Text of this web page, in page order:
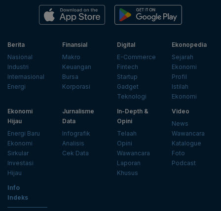
Berita
Nasional
Industri
Internasional
Energi
Finansial
Makro
Keuangan
Bursa
Korporasi
Digital
E-Commerce
Fintech
Startup
Gadget
Teknologi
Ekonopedia
Sejarah
Ekonomi
Profil
Istilah
Ekonomi
Ekonomi
Hijau
Energi Baru
Ekonomi
Sirkular
Investasi
Hijau
Jurnalisme
Data
Infografik
Analisis
Cek Data
In-Depth &
Opini
Telaah
Opini
Wawancara
Laporan
Khusus
Video
News
Wawancara
Katalogue
Foto
Podcast
Info
Indeks